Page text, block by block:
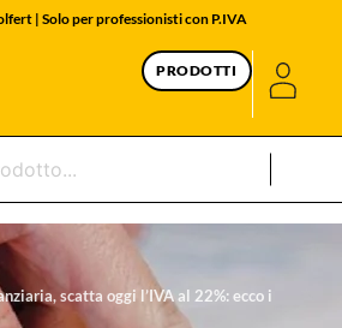
| Solo per professionisti con P.IVA
PRODOTTI
scatta oggi l’IVA al 22%: ecco i